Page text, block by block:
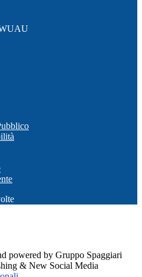
powered by Gruppo Spaggiari
& New Social Media